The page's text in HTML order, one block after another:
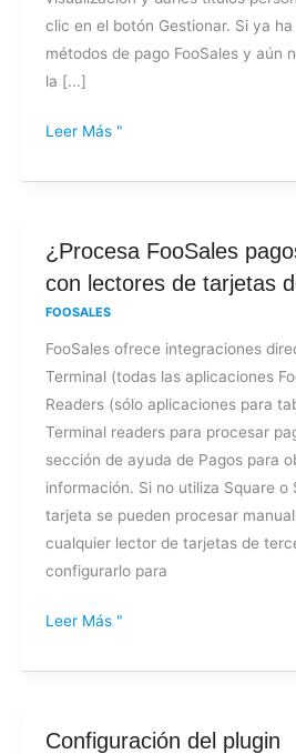
clic en el botón Gestionar. Si ya
métodos de pago FooSales y aún
la [...]
Leer Más "
¿Procesa FooSales
con lectores de tarjetas
FOOSALES
FooSales ofrece integraciones
Terminal (todas las aplicaciones
Readers (sólo aplicaciones para
Terminal readers para procesar
sección de ayuda de Pagos para
información. Si no utiliza Square o
tarjeta se pueden procesar
cualquier lector de tarjetas de
configurarlo para
¿Procesa
FooSales
se
integra
con
lectores
de
tarjetas
de
terceros?
Leer Más "
Configuración del plugin
Configuración